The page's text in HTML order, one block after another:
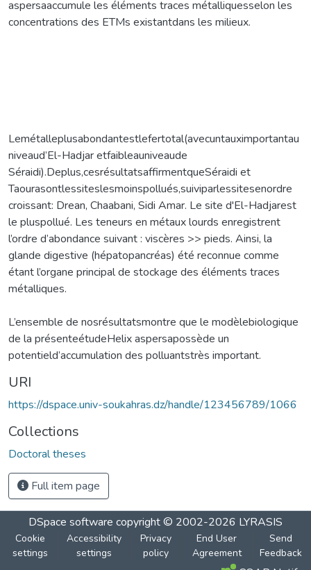
aspersaaccumule les éléments traces métalliquesselon les
concentrations des ETMs existantdans les milieux.
Lemétalleplusabondantestlefertotal(avecuntauximportantau
niveaud’El-Hadjar etfaibleauniveaude
Séraidi).Deplus,cesrésultatsaffirmentqueSéraidi et
Taourasontlessiteslesmoinspollués,suiviparlessitesenordre
croissant: Drean, Chaabani, Sidi Amar. Le site d'El-Hadjarest
le pluspollué. Les teneurs en métaux lourds enregistrent
l’ordre d’abondance suivant : viscères >> pieds. Ainsi, la
glande digestive (hépatopancréas) été reconnue comme
étant l’organe principal de stockage des éléments traces
métalliques.
L’ensemble de nosrésultatsmontre que le modèlebiologique
de la présenteétudeHelix aspersapossède un
potentield’accumulation des polluantstrès important.
URI
https://dspace.univ-soukahras.dz/handle/123456789/1066
Collections
Doctoral theses
Full item page
DSpace software copyright © 2002-2026 LYRASIS
Cookie
settings
Accessibility
settings
Privacy
policy
End User
Agreement
Send
Feedback